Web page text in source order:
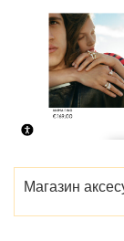
Магазин